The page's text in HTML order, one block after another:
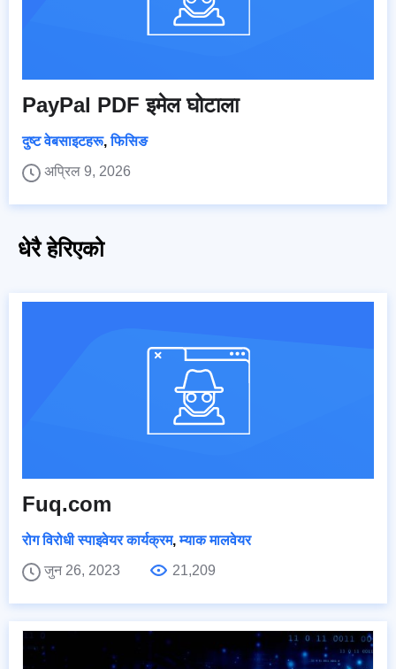
PayPal PDF इमेल घोटाला
दुष्ट वेबसाइटहरू,फिसिङ
अप्रिल 9, 2026
धेरै हेरिएको
Fuq.com
रोग विरोधी स्पाइवेयर कार्यक्रम,म्याक मालवेयर
जुन 26, 2023
21,209